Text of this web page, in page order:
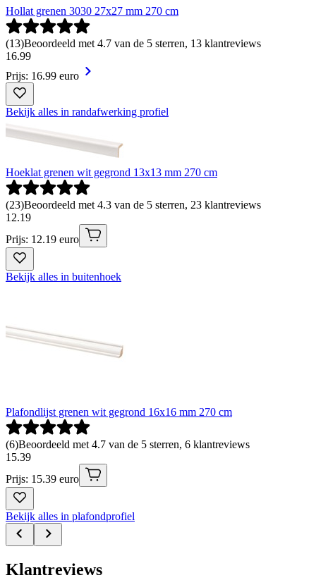
Hollat grenen 3030 27x27 mm 270 cm
(13)Beoordeeld met 4.7 van de 5 sterren, 13 klantreviews
16.99
Prijs: 16.99 euro
Bekijk alles in randafwerking profiel
Hoeklat grenen wit gegrond 13x13 mm 270 cm
(23)Beoordeeld met 4.3 van de 5 sterren, 23 klantreviews
12.19
Prijs: 12.19 euro
Bekijk alles in buitenhoek
Plafondlijst grenen wit gegrond 16x16 mm 270 cm
(6)Beoordeeld met 4.7 van de 5 sterren, 6 klantreviews
15.39
Prijs: 15.39 euro
Bekijk alles in plafondprofiel
Klantreviews